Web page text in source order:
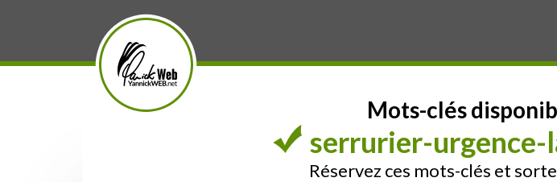
Mots-clés
serrurier-
Réservez ces mots-clés et